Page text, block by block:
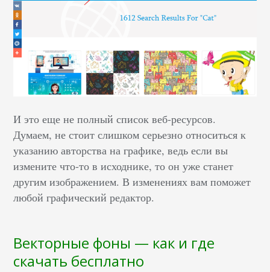
И это еще не полный список веб-ресурсов.
Думаем, не стоит слишком серьезно относиться к
указанию авторства на графике, ведь если вы
измените что-то в исходнике, то он уже станет
другим изображением. В изменениях вам поможет
любой графический редактор.
Векторные фоны — как и где
скачать бесплатно